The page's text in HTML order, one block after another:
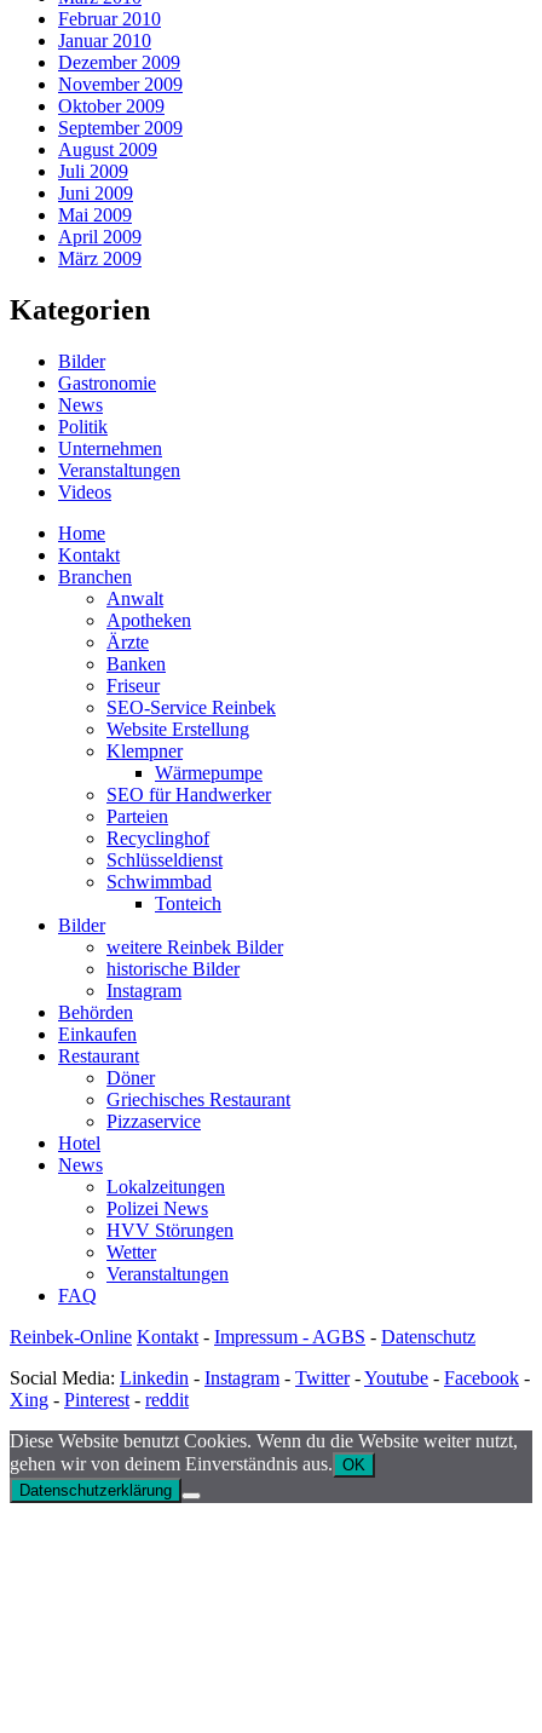
Februar 2010
Januar 2010
Dezember 2009
November 2009
Oktober 2009
September 2009
August 2009
Juli 2009
Juni 2009
Mai 2009
April 2009
März 2009
Kategorien
Bilder
Gastronomie
News
Politik
Unternehmen
Veranstaltungen
Videos
Home
Kontakt
Branchen
Anwalt
Apotheken
Ärzte
Banken
Friseur
SEO-Service Reinbek
Website Erstellung
Klempner
Wärmepumpe
SEO für Handwerker
Parteien
Recyclinghof
Schlüsseldienst
Schwimmbad
Tonteich
Bilder
weitere Reinbek Bilder
historische Bilder
Instagram
Behörden
Einkaufen
Restaurant
Döner
Griechisches Restaurant
Pizzaservice
Hotel
News
Lokalzeitungen
Polizei News
HVV Störungen
Wetter
Veranstaltungen
FAQ
Reinbek-Online Kontakt - Impressum - AGBS - Datenschutz
Social Media: Linkedin - Instagram - Twitter-Youtube - Facebook -
Xing - Pinterest - reddit
Diese Website benutzt Cookies. Wenn du die Website weiter nutzt,
gehen wir von deinem Einverständnis aus. OK
Datenschutzerklärung